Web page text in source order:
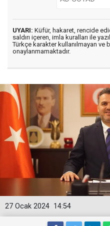
UYARI: Küfür, hakaret, rencide
saldırı içeren, imla kuralları ile
Türkçe karakter kullanılmayan ve
onaylanmamaktadır.
14:54
27 Ocak 2024